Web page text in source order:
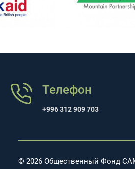
Телефон
+996 312 909 703
© 2026 Общественный Фонд